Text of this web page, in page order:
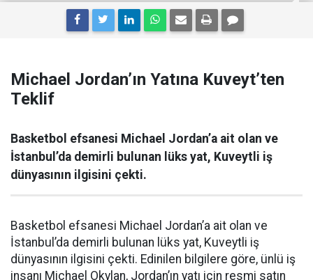
Michael Jordan’ın Yatına Kuveyt’ten
Teklif
Basketbol efsanesi Michael Jordan’a ait olan ve
İstanbul’da demirli bulunan lüks yat, Kuveytli iş
dünyasının ilgisini çekti.
Basketbol efsanesi Michael Jordan’a ait olan ve
İstanbul’da demirli bulunan lüks yat, Kuveytli iş
dünyasının ilgisini çekti. Edinilen bilgilere göre, ünlü iş
insanı Michael Okylan, Jordan’ın yatı için resmi satın